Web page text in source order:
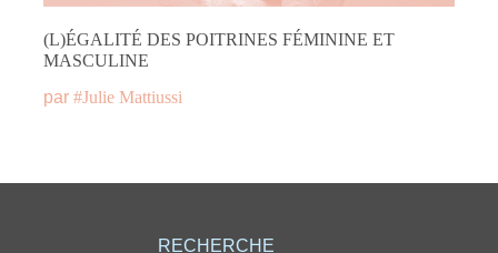
(L)ÉGALITÉ DES POITRINES FÉMININE ET
MASCULINE
par #Julie Mattiussi
RECHERCHE